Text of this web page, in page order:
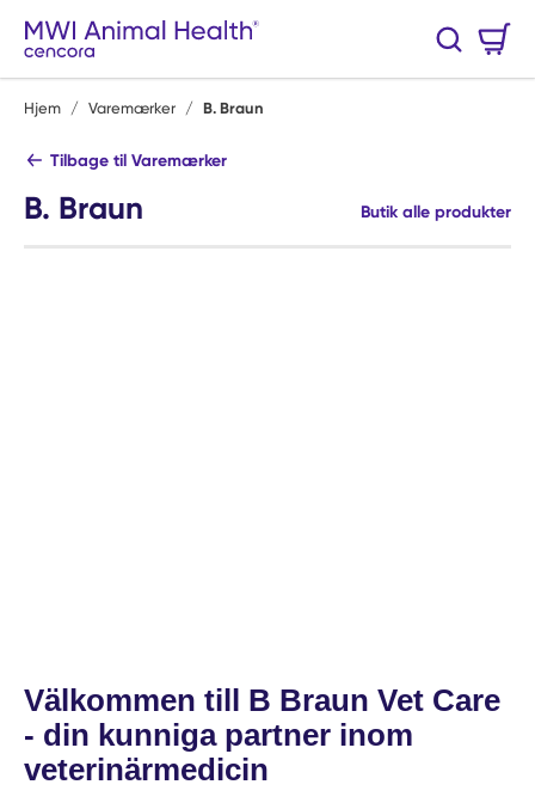
Spring til hovedindhold
Søg
Hjem / Varemærker / B. Braun
Tilbage til Varemærker
B. Braun Butik alle produkter
Välkommen till B Braun Vet Care
- din kunniga partner inom
veterinärmedicin